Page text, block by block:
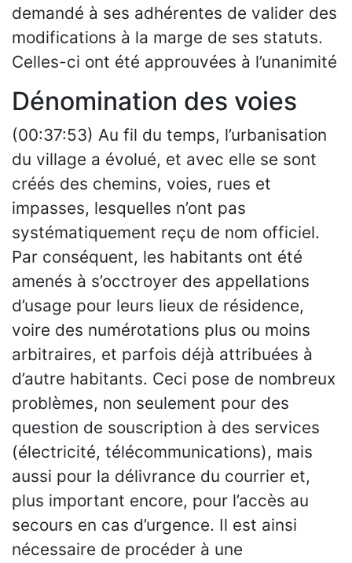
demandé à ses adhérentes de valider des
modifications à la marge de ses statuts.
Celles-ci ont été approuvées à l’unanimité
Dénomination des voies
(00:37:53) Au fil du temps, l’urbanisation
du village a évolué, et avec elle se sont
créés des chemins, voies, rues et
impasses, lesquelles n’ont pas
systématiquement reçu de nom officiel.
Par conséquent, les habitants ont été
amenés à s’occtroyer des appellations
d’usage pour leurs lieux de résidence,
voire des numérotations plus ou moins
arbitraires, et parfois déjà attribuées à
d’autre habitants. Ceci pose de nombreux
problèmes, non seulement pour des
question de souscription à des services
(électricité, télécommunications), mais
aussi pour la délivrance du courrier et,
plus important encore, pour l’accès au
secours en cas d’urgence. Il est ainsi
nécessaire de procéder à une